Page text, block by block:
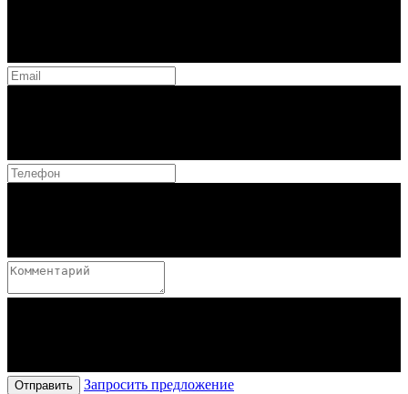
Отправить
Запросить предложение